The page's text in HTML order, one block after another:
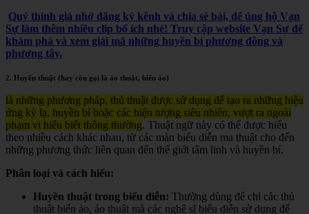
Quý thính giả nhớ đăng ký kênh và chia sẻ bài, để ủng hộ Vạn
Sự làm thêm nhiều clip bổ ích nhé! Truy cập website Vạn Sự để
khám phá và xem giải mã những huyền bí phương đông và
phương tây.
2. Huyền thuật (hay còn gọi là ảo thuật, biến ảo)
là những phương pháp, thủ thuật được sử dụng để tạo ra những hiệu
ứng kỳ lạ, huyền bí hoặc các hiện tượng siêu nhiên, vượt ra ngoài
phạm vi hiểu biết thông thường. Thuật ngữ này có thể được hiểu
theo nhiều cách khác nhau, từ các màn biểu diễn ma thuật cho đến
những phương thức liên quan đến thế giới tâm linh và huyền bí.
Phân loại và cách hiểu:
Huyền thuật trong biểu diễn: Thường dùng để chỉ các thủ
thuật biến ảo, ảo thuật mà các nghệ sĩ biểu diễn sử dụng để